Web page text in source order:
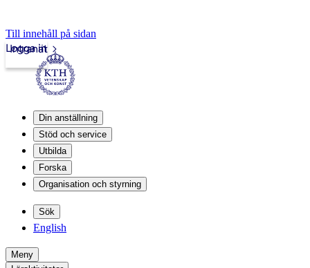
Till innehåll på sidan
Intranät
Logga in
Din anställning
Stöd och service
Utbilda
Forska
Organisation och styrning
Sök
English
Meny